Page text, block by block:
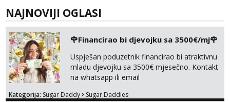
Čekam tvoj poziv!
tel:0,93€ - mob:1,12€ min
NAJNOVIJI OGLASI
🌹Financirao bi djevojku sa 3500€/mj🌹
Uspješan poduzetnik financirao bi atraktivnu
mladu djevojku sa 3500€ mjesečno. Kontakt
na whatsapp ili email
Kategorija: Sugar Daddy Sugar Daddies